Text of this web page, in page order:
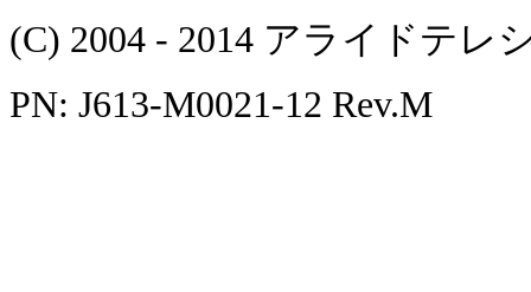
(C) 2004 - 2014 アライドテ
PN: J613-M0021-12 Rev.M